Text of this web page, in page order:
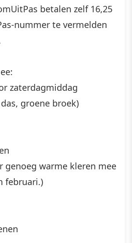
betalen zelf 16,25
nummer te vermelden
zaterdagmiddag
groene broek)
genoeg warme kleren mee
februari.)